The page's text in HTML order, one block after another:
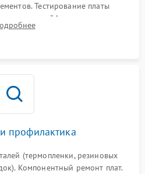
Тестирование платы
шлейфов, контактов
прохождения и наличия
профилактика
(термопленки, резиновых
Компонентный ремонт плат.